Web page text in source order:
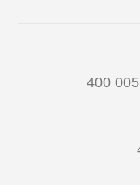
400